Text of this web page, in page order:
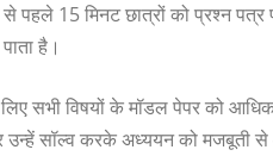
15 मिनट छात्रों को प्रश्न
है।
सभी विषयों के मॉडल पेपर को
सॉल्व करके अध्ययन को मजबूती